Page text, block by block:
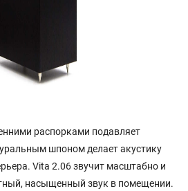
распорками подавляет
шпоном делает акустику
Vita 2.06 звучит масштабно и
насыщенный звук в помещении.